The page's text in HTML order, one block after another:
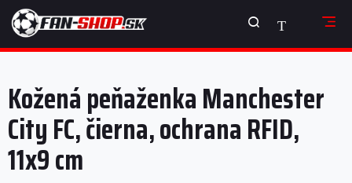
Prejsť
obsah
NÁKUPNÝ
KOŠÍK
Kožená peňaženka Manchester
City FC, čierna, ochrana RFID,
11x9 cm